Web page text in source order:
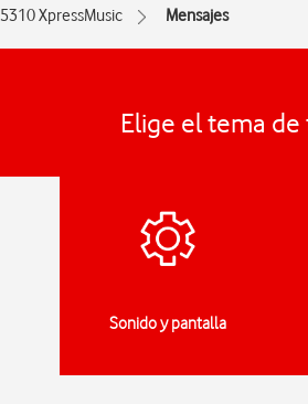
5310 XpressMusic Mensajes
Elige el tema
Sonido y pantalla